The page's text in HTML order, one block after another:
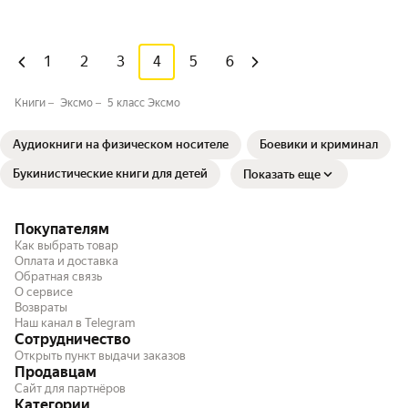
1 2 3 4 5 6
Книги Эксмо 5 класс Эксмо
Аудиокниги на физическом носителе Боевики и криминал
Букинистические книги для детей Показать еще
Покупателям
Как выбрать товар
Оплата и доставка
Обратная связь
О сервисе
Возвраты
Наш канал в Telegram
Сотрудничество
Открыть пункт выдачи заказов
Продавцам
Сайт для партнёров
Категории